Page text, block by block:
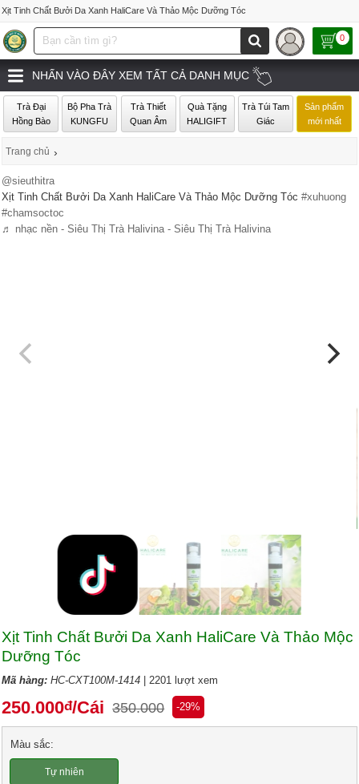
Xịt Tinh Chất Bưởi Da Xanh HaliCare Và Thảo Mộc Dưỡng Tóc
0
NHẤN VÀO ĐÂY XEM TẤT CẢ DANH MỤC
Trà Đại
Hồng Bào
Bộ Pha Trà
KUNGFU
Trà Thiết
Quan Âm
Quà Tặng
HALIGIFT
Trà Túi Tam
Giác
Sản phẩm
mới nhất
Trang chủ ›
@sieuthitra
Xịt Tinh Chất Bưởi Da Xanh HaliCare Và Thảo Mộc Dưỡng Tóc#xuhuong
#chamsoctoc
♬ nhạc nền - Siêu Thị Trà Halivina - Siêu Thị Trà Halivina
Xịt Tinh Chất Bưởi Da Xanh HaliCare Và Thảo Mộc
Dưỡng Tóc
Mã hàng:HC-CXT100M-1414 | 2201 lượt xem
250.000đ/Cái 350.000 -29%
Màu sắc:
Tự nhiên